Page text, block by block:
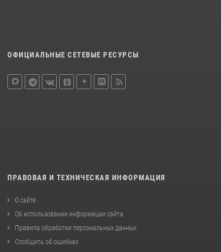
ОФИЦИАЛЬНЫЕ СЕТЕВЫЕ РЕСУРСЫ
ПРАВОВАЯ И ТЕХНИЧЕСКАЯ ИНФОРМАЦИЯ
О сайте
Об использовании информации сайта
Правила обработки персональных данных
Сообщить об ошибках